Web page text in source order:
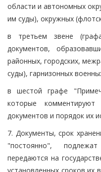
области и автономных
им суды), окружных
в третьем звене
документов,
районных, городских,
суды), гарнизонных
в шестой графе
которые
документов и порядок их
7. Документы, срок
"постоянно",
передаются на